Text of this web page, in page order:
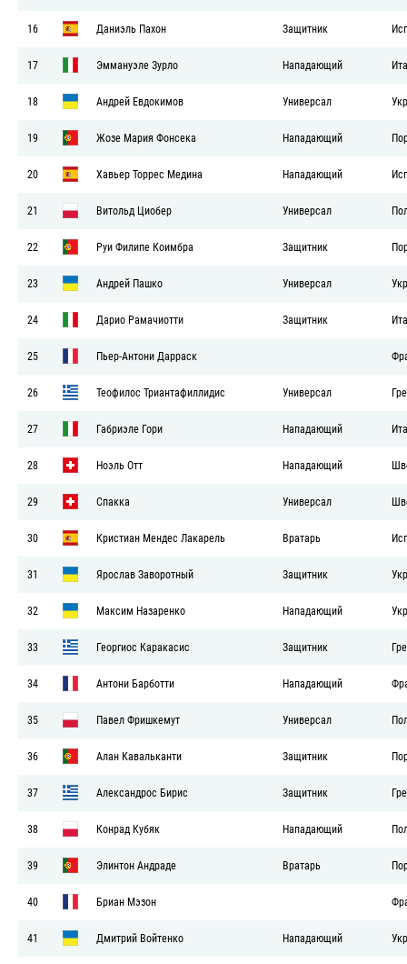
16 Даниэль Пахон Защитник
17 Эммануэле Зурло Нападающий
18 Андрей Евдокимов Универсал
19 Жозе Мария Фонсека Нападающий
20 Хавьер Торрес Медина Нападающий
21 Витольд Циобер Универсал
22 Руи Филипе Коимбра Защитник
23 Андрей Пашко Универсал
24 Дарио Рамачиотти Защитник
25 Пьер-Антони Дарраск
26 Теофилос Триантафиллидис Универсал
27 Габриэле Гори Нападающий
28 Ноэль Отт Нападающий
29 Спакка Универсал
30 Кристиан Мендес Лакарель Вратарь
31 Ярослав Заворотный Защитник
32 Максим Назаренко Нападающий
33 Георгиос Каракасис Защитник
34 Антони Барботти Нападающий
35 Павел Фришкемут Универсал
36 Алан Кавальканти Защитник
37 Александрос Бирис Защитник
38 Конрад Кубяк Нападающий
39 Элинтон Андраде Вратарь
40 Бриан Мэзон
41 Дмитрий Войтенко Нападающий